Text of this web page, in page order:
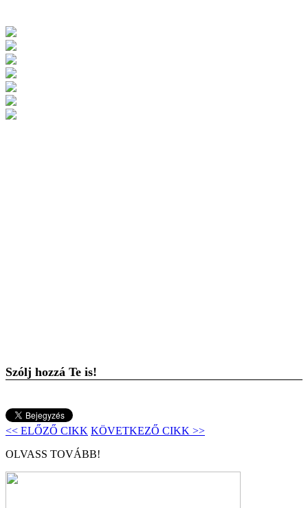
Szólj hozzá Te is!
<< ELŐZŐ CIKK KÖVETKEZŐ CIKK >>
OLVASS TOVÁBB!